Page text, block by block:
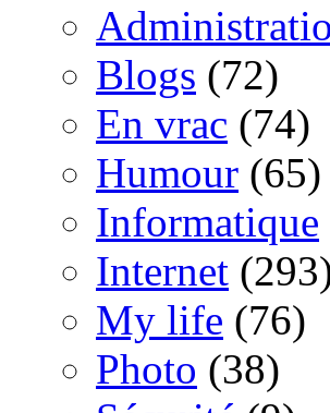
Blogs (72)
En vrac (74)
Humour (65)
Informatique
Internet
My life (76)
Photo (38)